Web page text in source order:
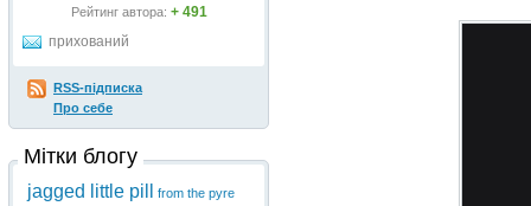
Рейтинг автора: + 491
прихований
RSS-підписка
Про себе
Мітки блогу
jagged little pill
from the pyre